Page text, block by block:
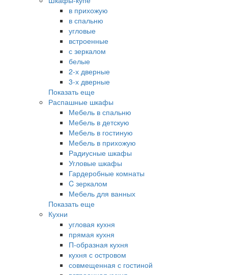
в прихожую
в спальню
угловые
встроенные
с зеркалом
белые
2-х дверные
3-х дверные
Показать еще
Распашные шкафы
Мебель в спальню
Мебель в детскую
Мебель в гостиную
Мебель в прихожую
Радиусные шкафы
Угловые шкафы
Гардеробные комнаты
C зеркалом
Мебель для ванных
Показать еще
Кухни
угловая кухня
прямая кухня
П-образная кухня
кухня с островом
совмещенная с гостиной